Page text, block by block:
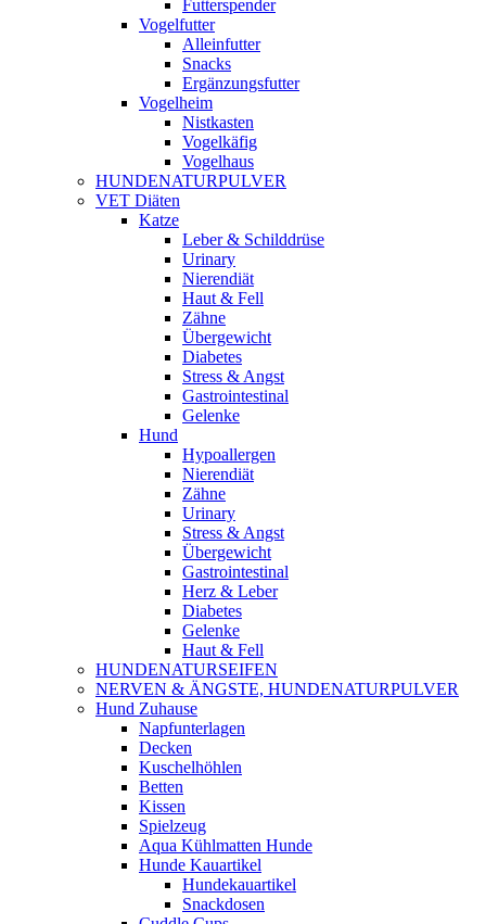
Futterspender
Vogelfutter
Alleinfutter
Snacks
Ergänzungsfutter
Vogelheim
Nistkasten
Vogelkäfig
Vogelhaus
HUNDENATURPULVER
VET Diäten
Katze
Leber & Schilddrüse
Urinary
Nierendiät
Haut & Fell
Zähne
Übergewicht
Diabetes
Stress & Angst
Gastrointestinal
Gelenke
Hund
Hypoallergen
Nierendiät
Zähne
Urinary
Stress & Angst
Übergewicht
Gastrointestinal
Herz & Leber
Diabetes
Gelenke
Haut & Fell
HUNDENATURSEIFEN
NERVEN & ÄNGSTE, HUNDENATURPULVER
Hund Zuhause
Napfunterlagen
Decken
Kuschelhöhlen
Betten
Kissen
Spielzeug
Aqua Kühlmatten Hunde
Hunde Kauartikel
Hundekauartikel
Snackdosen